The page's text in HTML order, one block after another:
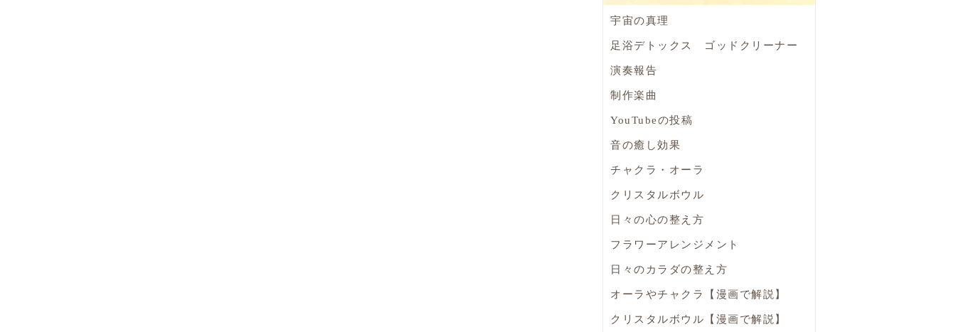
宇宙の真理
足浴デトックス ゴッドクリーナー
演奏報告
制作楽曲
YouTubeの投稿
音の癒し効果
チャクラ・オーラ
クリスタルボウル
日々の心の整え方
フラワーアレンジメント
日々のカラダの整え方
オーラやチャクラ【漫画で解説】
クリスタルボウル【漫画で解説】